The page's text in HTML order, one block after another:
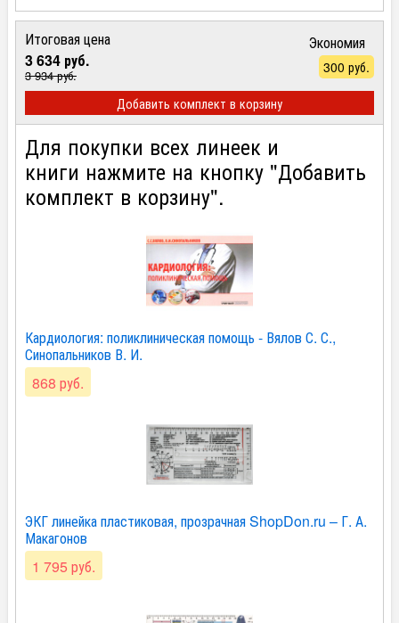
Итоговая цена
3 634 руб.
3 934 руб.
Экономия
300 руб.
Добавить комплект в корзину
Для покупки всех линеек и
книги нажмите на кнопку "Добавить
комплект в корзину".
Кардиология: поликлиническая помощь - Вялов С. С.,
Синопальников В. И.
868 руб.
ЭКГ линейка пластиковая, прозрачная ShopDon.ru – Г. А.
Макагонов
1 795 руб.